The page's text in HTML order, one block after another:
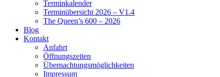
Terminkalender
Terminübersicht 2026 – V1.4
The Queen’s 600 – 2026
Blog
Kontakt
Anfahrt
Öffnungszeiten
Übernachtungsmöglichkeiten
Impressum